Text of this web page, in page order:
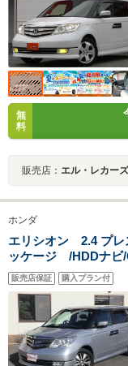
無
料
販売店： エル・レカー
ホンダ
エリシオン 2.4 プレ
ッケージ /HDDナビ/
クサーバー/地デジ
ックカメラ/黒革シー
ロ/両側自動ドア/ス
販売店保証 購入プラン付